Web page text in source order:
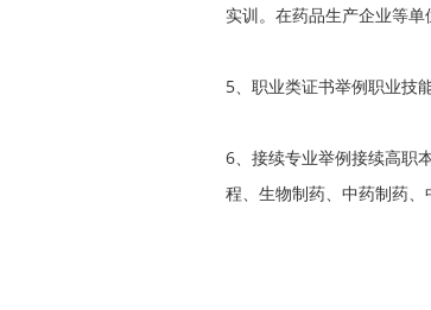
实训。在药品生产企业等单
5、职业类证书举例职业技
6、接续专业举例接续高职
程、生物制药、中药制药、